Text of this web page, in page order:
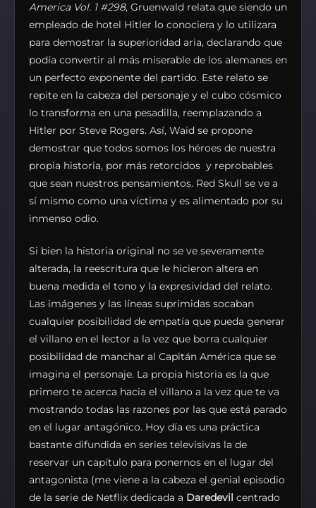
America Vol. 1 #298, Gruenwald relata que siendo un
empleado de hotel Hitler lo conociera y lo utilizara
para demostrar la superioridad aria, declarando que
podía convertir al más miserable de los alemanes en
un perfecto exponente del partido. Este relato se
repite en la cabeza del personaje y el cubo cósmico
lo transforma en una pesadilla, reemplazando a
Hitler por Steve Rogers. Así, Waid se propone
demostrar que todos somos los héroes de nuestra
propia historia, por más retorcidos y reprobables
que sean nuestros pensamientos. Red Skull se ve a
sí mismo como una víctima y es alimentado por su
inmenso odio.
Si bien la historia original no se ve severamente
alterada, la reescritura que le hicieron altera en
buena medida el tono y la expresividad del relato.
Las imágenes y las líneas suprimidas socaban
cualquier posibilidad de empatía que pueda generar
el villano en el lector a la vez que borra cualquier
posibilidad de manchar al Capitán América que se
imagina el personaje. La propia historia es la que
primero te acerca hacia el villano a la vez que te va
mostrando todas las razones por las que está parado
en el lugar antagónico. Hoy día es una práctica
bastante difundida en series televisivas la de
reservar un capítulo para ponernos en el lugar del
antagonista (me viene a la cabeza el genial episodio
de la serie de Netflix dedicada a Daredevil centrado